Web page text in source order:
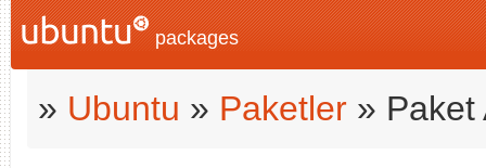
packages
» Ubuntu » Paketler » Paket